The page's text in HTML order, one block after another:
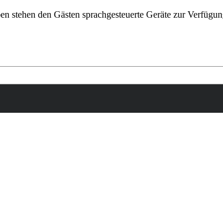
den Gästen sprachgesteuerte Geräte zur